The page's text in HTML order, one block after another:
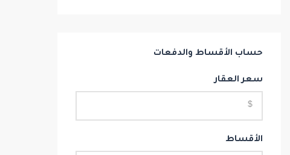
حساب الأقساط والدفعات
سعر العقار
الأقساط